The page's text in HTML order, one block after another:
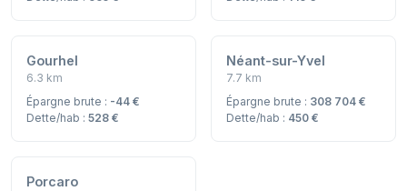
Gourhel
6.3 km
Épargne brute : -44 €
Dette/hab : 528 €
Néant-sur-Yvel
7.7 km
Épargne brute : 308 704 €
Dette/hab : 450 €
Porcaro